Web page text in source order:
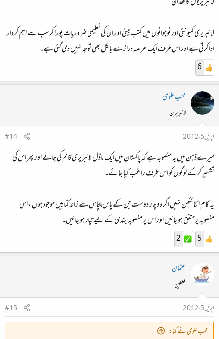
لائبریری کمیونٹی اور نوجوانوں میں کتب بینی اور ان کی تعلیمی ضروریات پورا کرسب سے اہم کردار
ادا کرتی ہے اور اس طرف ایک عرصہ دراز سے بالکل بھی توجہ نہیں دی گئی ہے۔
6
محب علوی
لائبریرین
اپریل 5، 2012
#14
میرے ذہن میں یہ منصوبہ ہے کہ پاکستان میں ایک ماڈل لائبریری قائم کی جائے اور پھر اس کی
تشہیر کرکے لوگوں کو اس طرف راغب کیا جائے۔
یہ کام اتنا کٹھن نہیں اگر دو چار دوست جن کے پاس پچاس سے زائد کتابیں موجود ہوں ، اس
منصوبہ پر متفق ہو جائیں اور اس پر منصوبہ بندی کے لیے تیار ہو جائیں۔
5
2
عثمان
محفلین
اپریل 5، 2012
#15
محب علوی نے کہا: